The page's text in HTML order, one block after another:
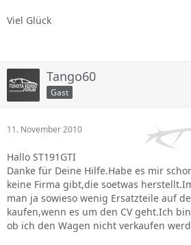
Viel Glück
Tango60
Gast
11. November 2010
Hallo ST191GTI
Danke für Deine Hilfe.Habe es mir
keine Firma gibt,die soetwas
man ja sowieso wenig Ersatzteile auf
kaufen,wenn es um den CV geht.Ich
ob ich den Wagen nicht verkaufen